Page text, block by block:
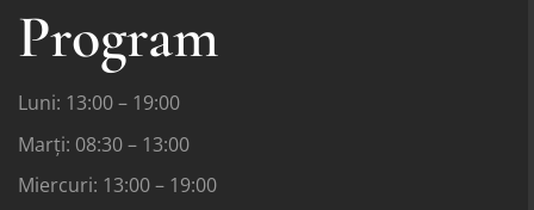
Program
Luni: 13:00 – 19:00
Marți: 08:30 – 13:00
Miercuri: 13:00 – 19:00